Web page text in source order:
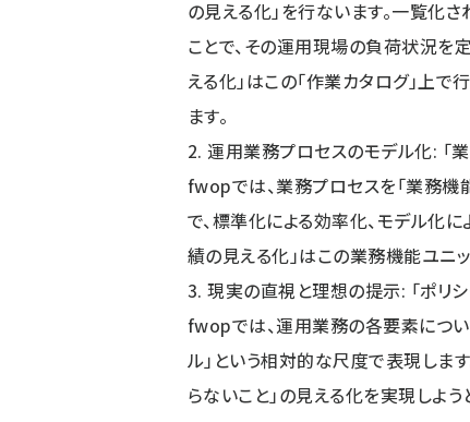
の見える化」を行ないます。一覧化
ことで、その運用現場の負荷状況を
える化」はこの「作業カタログ」上
ます。
2. 運用業務プロセスのモデル化: 「業
fwopでは、業務プロセスを「業務機
で、標準化による効率化、モデル化
績の見える化」はこの業務機能ユニ
3. 現実の直視と理想の提示: 「ポリシ
fwopでは、運用業務の各要素につ
ル」という相対的な尺度で表現します
らないこと」の見える化を実現しよう